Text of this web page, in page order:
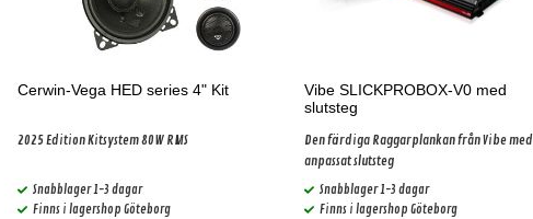
Cerwin-Vega HED series 4" Kit
2025 Edition Kitsystem 80W RMS
Snabblager 1-3 dagar
Finns i lagershop Göteborg
Vibe SLICKPROBOX-V0 med
slutsteg
Den färdiga Raggarplankan från Vibe med
anpassat slutsteg
Snabblager 1-3 dagar
Finns i lagershop Göteborg